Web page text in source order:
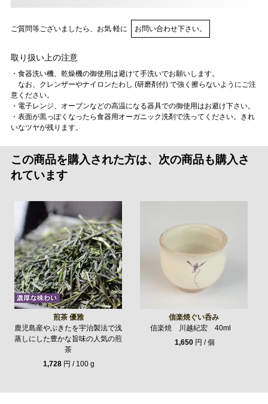
ご質問等ございましたら、お気 軽に お問い合わせ下さい。
取り扱い上の注意
・食器洗い機、乾燥機の御使用は避けて手洗いでお願いします。
なお、クレンザーやナイロンたわし (研磨剤付) で強く擦らないようにご注
意ください。
・電子レンジ、オーブンなどの高温になる器具での御使用はお避け下さい。
・表面が黒っぽくなったら食器用オーガニック洗剤で洗ってください。きれ
いなツヤが残ります。
この商品を購入された方は、次の商品も購入さ
れています
煎茶 優雅
鹿児島産やぶきたを宇治製法で浅
蒸しにした豊かな旨味の人気の煎
茶
1,728 円 / 100 g
信楽焼ぐい呑み
信楽焼 川越紀宏 40ml
1,650円 / 個